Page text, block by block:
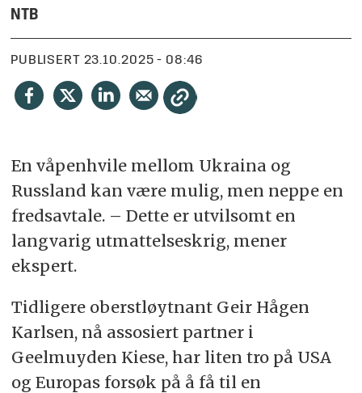
NTB
PUBLISERT 23.10.2025 - 08:46
En våpenhvile mellom Ukraina og
Russland kan være mulig, men neppe en
fredsavtale. – Dette er utvilsomt en
langvarig utmattelseskrig, mener
ekspert.
Tidligere oberstløytnant Geir Hågen
Karlsen, nå assosiert partner i
Geelmuyden Kiese, har liten tro på USA
og Europas forsøk på å få til en